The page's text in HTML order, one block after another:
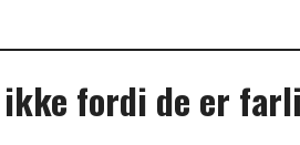
fordi de er